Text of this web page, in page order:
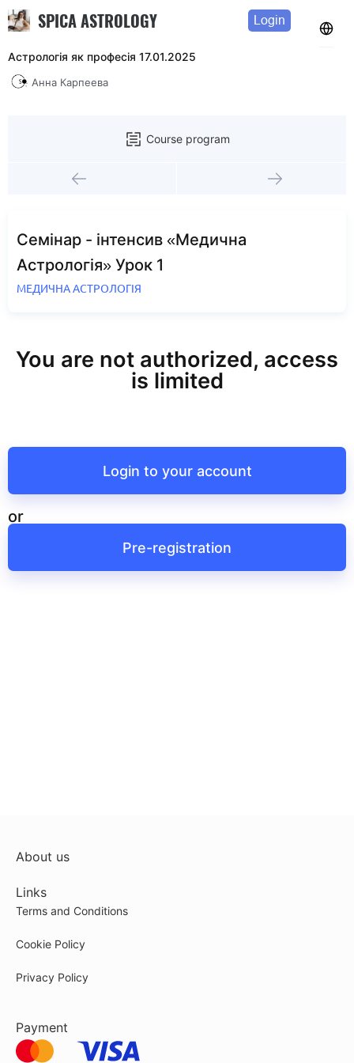
SPICA ASTROLOGY Login
Астрологія як професія 17.01.2025
Анна Карпеева
Course program
Семінар - інтенсив «Медична
Астрологія» Урок 1
МЕДИЧНА АСТРОЛОГІЯ
You are not authorized, access
is limited
Login to your account
or
Pre-registration
About us
Links
Terms and Conditions
Cookie Policy
Privacy Policy
Payment